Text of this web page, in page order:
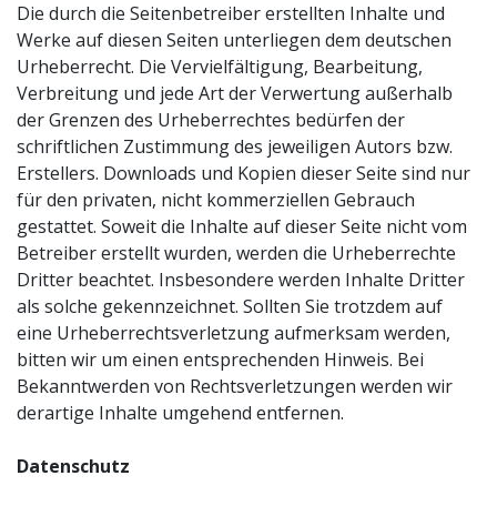
Die durch die Seitenbetreiber erstellten Inhalte und
Werke auf diesen Seiten unterliegen dem deutschen
Urheberrecht. Die Vervielfältigung, Bearbeitung,
Verbreitung und jede Art der Verwertung außerhalb
der Grenzen des Urheberrechtes bedürfen der
schriftlichen Zustimmung des jeweiligen Autors bzw.
Erstellers. Downloads und Kopien dieser Seite sind nur
für den privaten, nicht kommerziellen Gebrauch
gestattet. Soweit die Inhalte auf dieser Seite nicht vom
Betreiber erstellt wurden, werden die Urheberrechte
Dritter beachtet. Insbesondere werden Inhalte Dritter
als solche gekennzeichnet. Sollten Sie trotzdem auf
eine Urheberrechtsverletzung aufmerksam werden,
bitten wir um einen entsprechenden Hinweis. Bei
Bekanntwerden von Rechtsverletzungen werden wir
derartige Inhalte umgehend entfernen.
Datenschutz